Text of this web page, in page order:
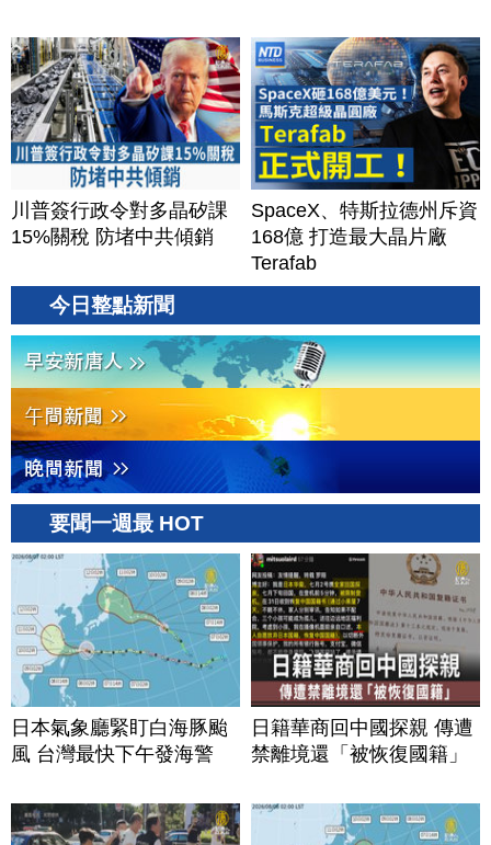
川普簽行政令對多晶矽課
15%關稅 防堵中共傾銷
SpaceX、特斯拉德州斥資
168億 打造最大晶片廠
Terafab
今日整點新聞
要聞一週最 HOT
日本氣象廳緊盯白海豚颱
風 台灣最快下午發海警
日籍華商回中國探親 傳遭
禁離境還「被恢復國籍」